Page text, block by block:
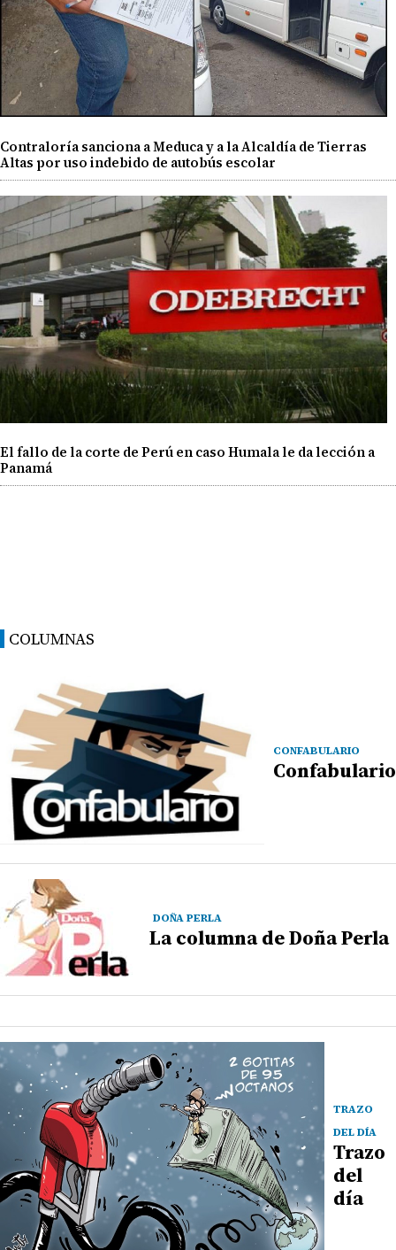
Contraloría sanciona a Meduca y a la Alcaldía de Tierras
Altas por uso indebido de autobús escolar
El fallo de la corte de Perú en caso Humala le da lección a
Panamá
COLUMNAS
CONFABULARIO
Confabulario
DOÑA PERLA
La columna de Doña Perla
TRAZO
DEL DÍA
Trazo
del
día